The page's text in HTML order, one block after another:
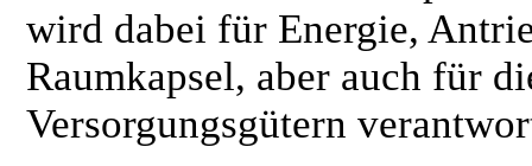
wird dabei für Energie,
Raumkapsel, aber auch für
Versorgungsgütern